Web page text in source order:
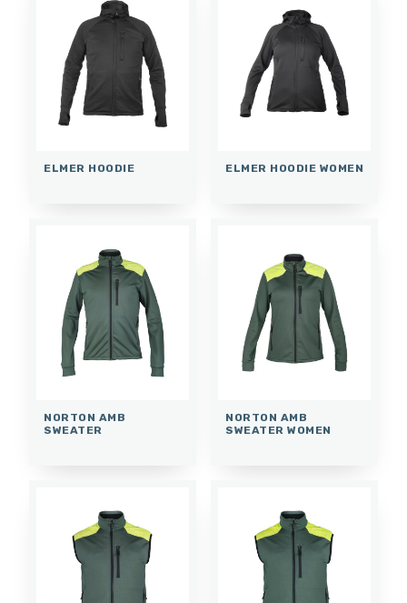
ELMER HOODIE ELMER HOODIE WOMEN
NORTON AMB
SWEATER
NORTON AMB
SWEATER WOMEN